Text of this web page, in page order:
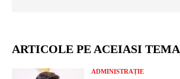
ARTICOLE PE ACEIASI TEMA
ADMINISTRAȚIE